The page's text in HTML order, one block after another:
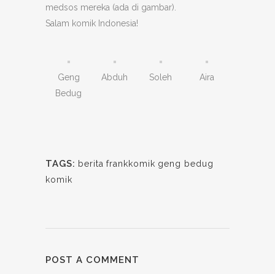
medsos mereka (ada di gambar).
Salam komik Indonesia!
Geng
Bedug
Abduh Soleh Aira
TAGS: berita frankkomik geng bedug
komik
POST A COMMENT